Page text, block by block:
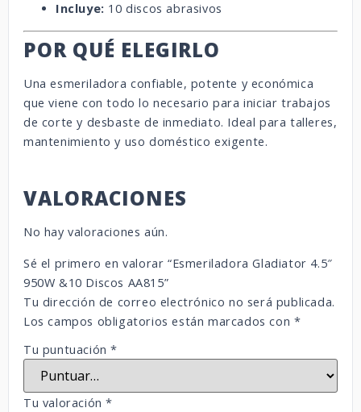
Incluye: 10 discos abrasivos
POR QUÉ ELEGIRLO
Una esmeriladora confiable, potente y económica
que viene con todo lo necesario para iniciar trabajos
de corte y desbaste de inmediato. Ideal para talleres,
mantenimiento y uso doméstico exigente.
VALORACIONES
No hay valoraciones aún.
Sé el primero en valorar “Esmeriladora Gladiator 4.5″
950W &10 Discos AA815”
Tu dirección de correo electrónico no será publicada.
Los campos obligatorios están marcados con *
Tu puntuación*
Tu valoración*